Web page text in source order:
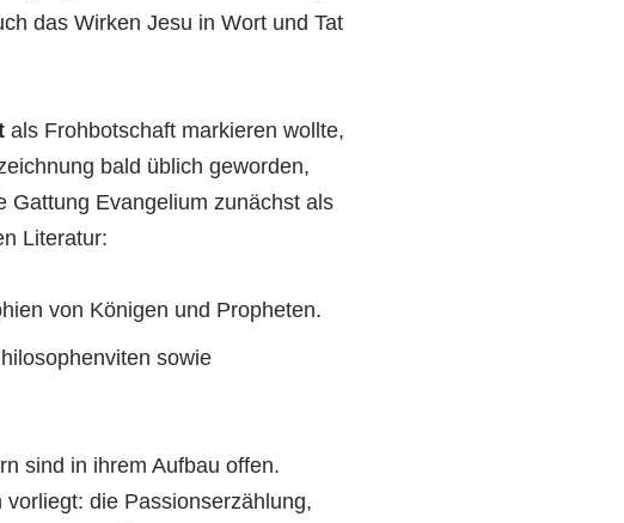
das Wirken Jesu in Wort und Tat
als Frohbotschaft markieren wollte,
bald üblich geworden,
Gattung Evangelium zunächst als
Literatur:
von Königen und Propheten.
sowie
sind in ihrem Aufbau offen.
die Passionserzählung,